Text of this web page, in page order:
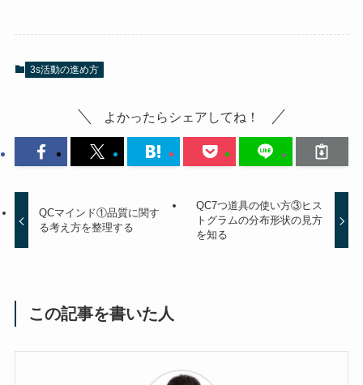
3s活動の進め方
よかったらシェアしてね！
QCマインド①品質に関す
る考え方を整理する
QC7つ道具の使い方③ヒス
トグラムの分布形状の見方
を知る
この記事を書いた人